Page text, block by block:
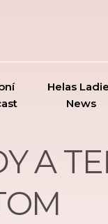
Helas
News
A